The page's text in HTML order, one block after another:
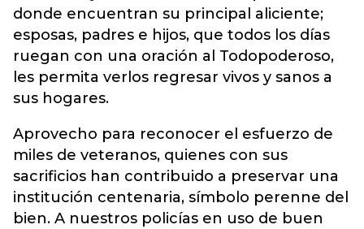
donde encuentran su principal aliciente;
esposas, padres e hijos, que todos los días
ruegan con una oración al Todopoderoso,
les permita verlos regresar vivos y sanos a
sus hogares.
Aprovecho para reconocer el esfuerzo de
miles de veteranos, quienes con sus
sacrificios han contribuido a preservar una
institución centenaria, símbolo perenne del
bien. A nuestros policías en uso de buen